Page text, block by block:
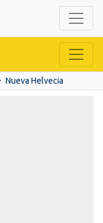
Nueva Helvecia